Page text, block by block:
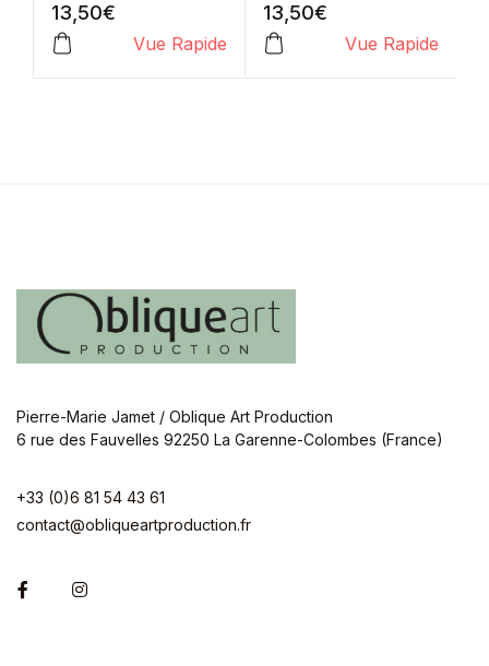
13,50€
Vue Rapide
13,50€
Vue Rapide
Pierre-Marie Jamet / Oblique Art Production
6 rue des Fauvelles 92250 La Garenne-Colombes (France)
+33 (0)6 81 54 43 61
contact@obliqueartproduction.fr
FacebookInstagram